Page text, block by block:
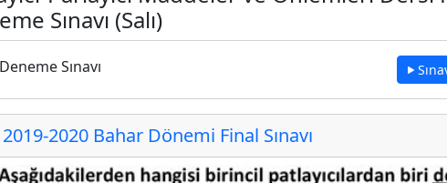
Sınavı (Salı)
Sınavı
2020 Bahar Dönemi Final Sınavı